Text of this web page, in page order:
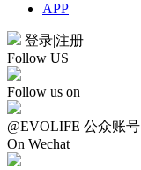
APP
登录|注册
Follow US
Follow us on
@EVOLIFE 公众账号
On Wechat